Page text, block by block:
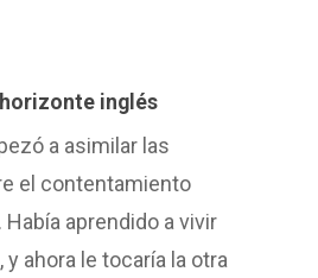
inglés
a asimilar las
el contentamiento
aprendido a vivir
ahora le tocaría la otra